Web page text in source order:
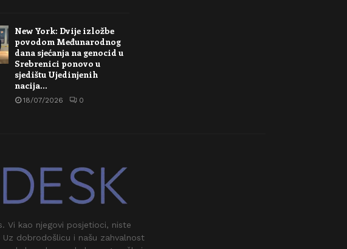
New York: Dvije izložbe
povodom Međunarodnog
dana sjećanja na genocid u
Srebrenici ponovo u
sjedištu Ujedinjenih
nacija…
18/07/2026 0
Vi kao njegovi posjetioci, niste
dobrodošlicu i našu zahvalnost